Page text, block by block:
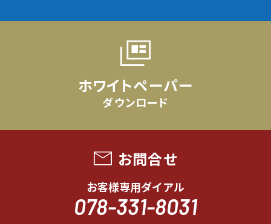
ホワイトペーパー
ダウンロード
お問合せ
お客様専用ダイアル
078-331-8031